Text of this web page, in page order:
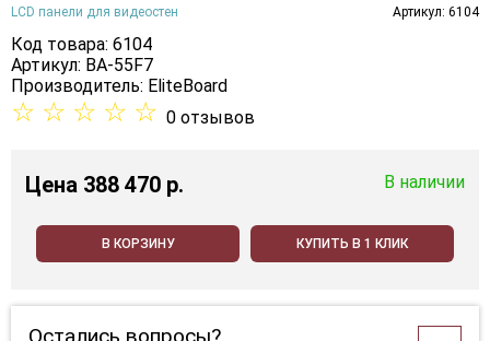
LCD панели для видеостен Артикул: 6104
Код товара: 6104
Артикул: BA-55F7
Производитель: EliteBoard
☆ ☆ ☆ ☆ ☆ 0 отзывов
Цена 388 470 p. В наличии
В КОРЗИНУ КУПИТЬ В 1 КЛИК
Остались вопросы?